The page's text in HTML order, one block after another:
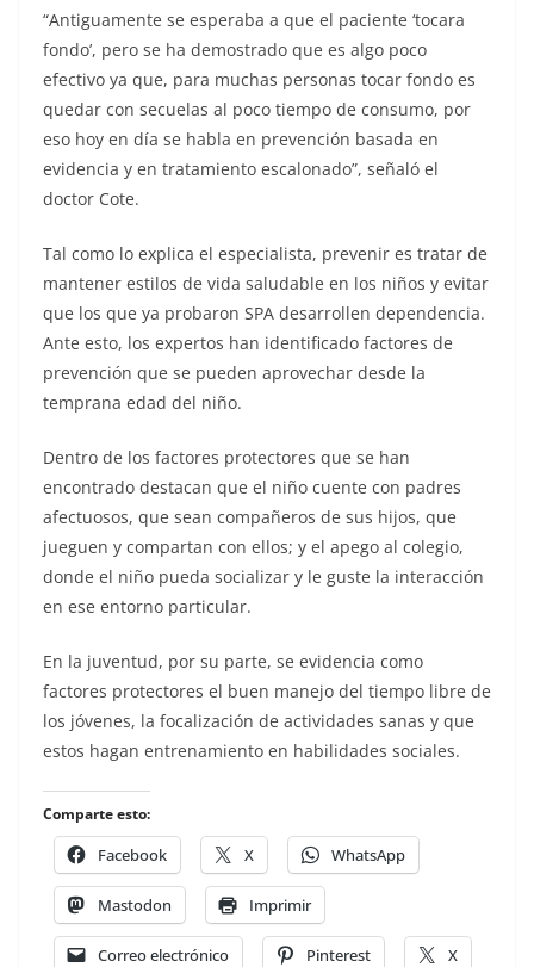
“Antiguamente se esperaba a que el paciente ‘tocara
fondo’, pero se ha demostrado que es algo poco
efectivo ya que, para muchas personas tocar fondo es
quedar con secuelas al poco tiempo de consumo, por
eso hoy en día se habla en prevención basada en
evidencia y en tratamiento escalonado”, señaló el
doctor Cote.
Tal como lo explica el especialista, prevenir es tratar de
mantener estilos de vida saludable en los niños y evitar
que los que ya probaron SPA desarrollen dependencia.
Ante esto, los expertos han identificado factores de
prevención que se pueden aprovechar desde la
temprana edad del niño.
Dentro de los factores protectores que se han
encontrado destacan que el niño cuente con padres
afectuosos, que sean compañeros de sus hijos, que
jueguen y compartan con ellos; y el apego al colegio,
donde el niño pueda socializar y le guste la interacción
en ese entorno particular.
En la juventud, por su parte, se evidencia como
factores protectores el buen manejo del tiempo libre de
los jóvenes, la focalización de actividades sanas y que
estos hagan entrenamiento en habilidades sociales.
Comparte esto:
Facebook X WhatsApp
Mastodon Imprimir
Correo electrónico Pinterest X